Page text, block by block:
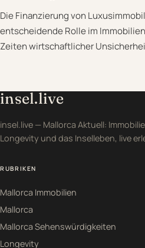
Die Finanzierung von
entscheidende Rolle im
Zeiten wirtschaftlicher
insel.live
insel.live — Mallorca Aktuell:
Longevity und das Inselleben, live
RUBRIKEN
Mallorca Immobilien
Mallorca
Mallorca Sehenswürdigkeiten
Longevity